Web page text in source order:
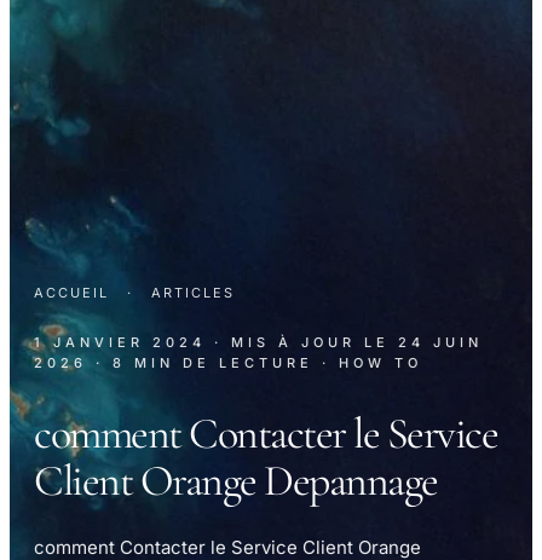
ACCUEIL · ARTICLES
1 JANVIER 2024 · MIS À JOUR LE 24 JUIN
2026
· 8 MIN DE LECTURE · HOW TO
comment Contacter le Service
Client Orange Depannage
comment Contacter le Service Client Orange